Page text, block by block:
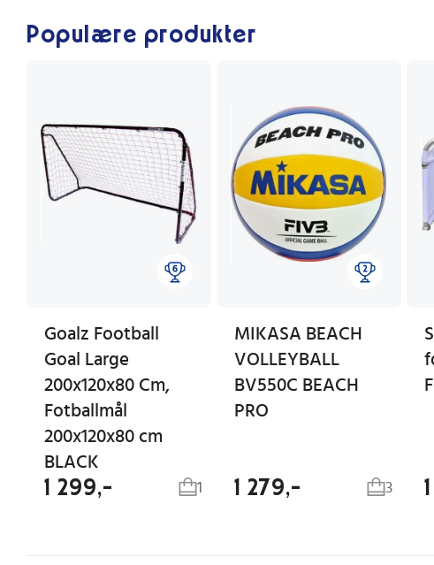
Populære produkter
Goalz Football
Goal Large
200x120x80 Cm,
Fotballmål
200x120x80 cm
BLACK
1 299,- 1
MIKASA BEACH
VOLLEYBALL
BV550C BEACH
PRO
1 279,- 3